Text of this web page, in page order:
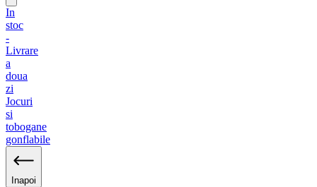
In
stoc
-
Livrare
a
doua
zi
Jocuri
si
tobogane
gonflabile
Inapoi